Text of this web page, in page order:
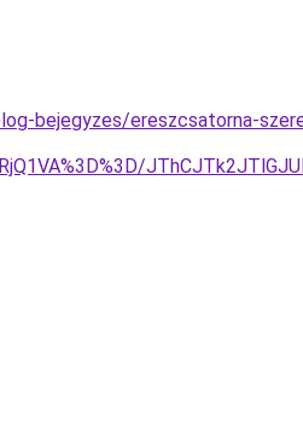
bejegyzes/ereszcsatorna-